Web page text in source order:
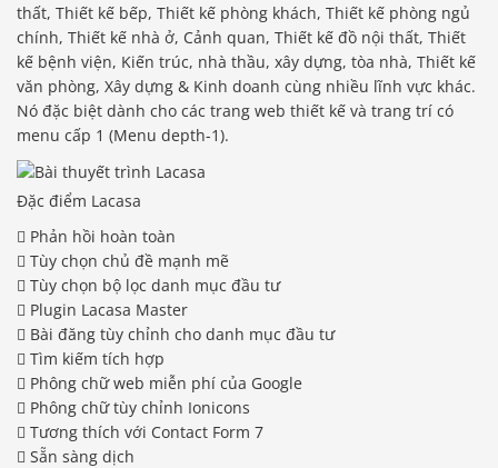
thất, Thiết kế bếp, Thiết kế phòng khách, Thiết kế phòng ngủ
chính, Thiết kế nhà ở, Cảnh quan, Thiết kế đồ nội thất, Thiết
kế bệnh viện, Kiến trúc, nhà thầu, xây dựng, tòa nhà, Thiết kế
văn phòng, Xây dựng & Kinh doanh cùng nhiều lĩnh vực khác.
Nó đặc biệt dành cho các trang web thiết kế và trang trí có
menu cấp 1 (Menu depth-1).
Đặc điểm Lacasa
 Phản hồi hoàn toàn
 Tùy chọn chủ đề mạnh mẽ
 Tùy chọn bộ lọc danh mục đầu tư
 Plugin Lacasa Master
 Bài đăng tùy chỉnh cho danh mục đầu tư
 Tìm kiếm tích hợp
 Phông chữ web miễn phí của Google
 Phông chữ tùy chỉnh Ionicons
 Tương thích với Contact Form 7
 Sẵn sàng dịch